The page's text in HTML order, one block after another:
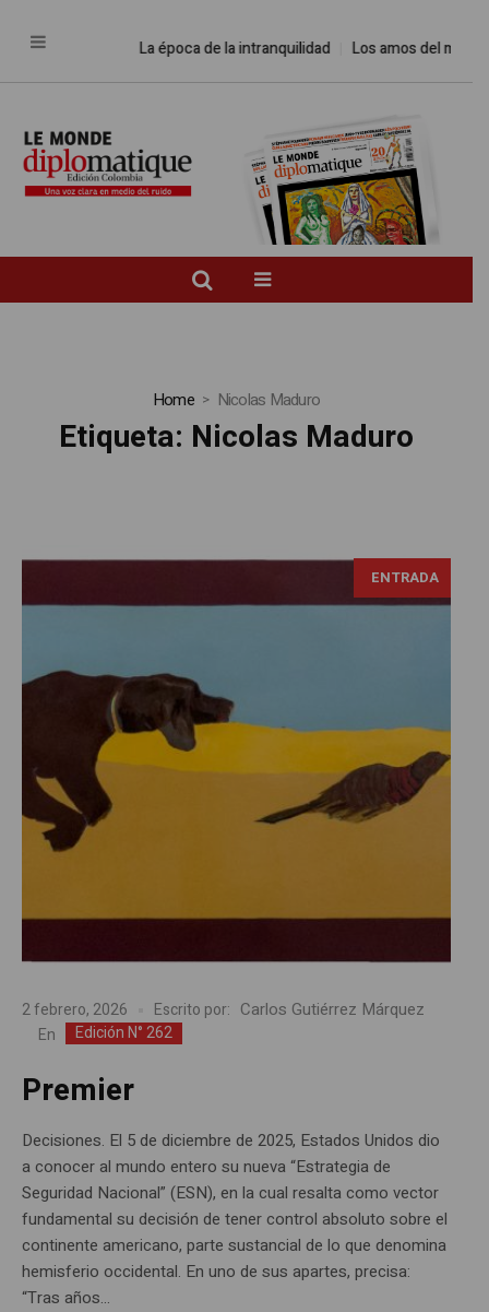
La época de la intranquilidad Los amos del mundo
Home Nicolas Maduro
Etiqueta: Nicolas Maduro
ENTRADA
2 febrero, 2026 Escrito por: Carlos Gutiérrez Márquez
En Edición N° 262
Premier
Decisiones. El 5 de diciembre de 2025, Estados Unidos dio
a conocer al mundo entero su nueva “Estrategia de
Seguridad Nacional” (ESN), en la cual resalta como vector
fundamental su decisión de tener control absoluto sobre el
continente americano, parte sustancial de lo que denomina
hemisferio occidental. En uno de sus apartes, precisa:
“Tras años...